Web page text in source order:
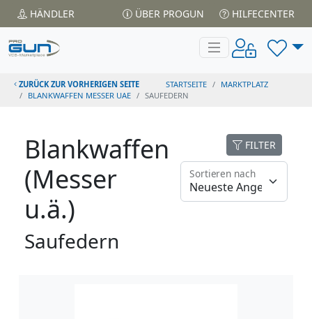
HÄNDLER ÜBER PROGUN HILFECENTER
ZURÜCK ZUR VORHERIGEN SEITE STARTSEITE
MARKTPLATZ
BLANKWAFFEN MESSER UAE
SAUFEDERN
Blankwaffen
(Messer
u.ä.)
Saufedern
FILTER
Sortieren nach